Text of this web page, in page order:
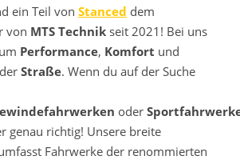
ein Teil von Stanced dem
von MTS Technik seit 2021! Bei uns
Performance, Komfort und
Straße. Wenn du auf der Suche
oder
genau richtig! Unsere breite
Fahrwerke der renommierten